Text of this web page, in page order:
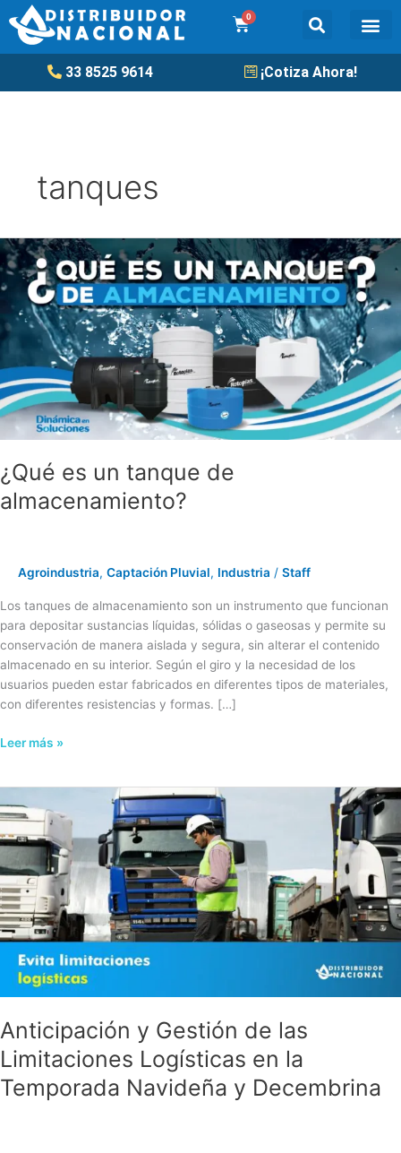
al
contenido
0
Cart
33 8525 9614 ¡Cotiza Ahora!
tanques
¿Qué es un tanque de
almacenamiento?
Agroindustria, Captación Pluvial, Industria / Staff
Los tanques de almacenamiento son un instrumento que funcionan
para depositar sustancias líquidas, sólidas o gaseosas y permite su
conservación de manera aislada y segura, sin alterar el contenido
almacenado en su interior. Según el giro y la necesidad de los
usuarios pueden estar fabricados en diferentes tipos de materiales,
con diferentes resistencias y formas. […]
¿Qué
es
un
tanque
de
almacenamiento?
Leer más »
Anticipación y Gestión de las
Limitaciones Logísticas en la
Temporada Navideña y Decembrina
y
Gestión
las
Limitaciones
Logísticas
en
Temporada
Navideña
Decembrina